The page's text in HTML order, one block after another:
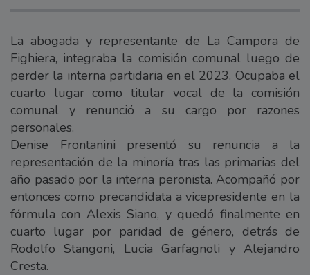
La abogada y representante de La Campora de
Fighiera, integraba la comisión comunal luego de
perder la interna partidaria en el 2023. Ocupaba el
cuarto lugar como titular vocal de la comisión
comunal y renunció a su cargo por razones
personales.
Denise Frontanini presentó su renuncia a la
representación de la minoría tras las primarias del
año pasado por la interna peronista. Acompañó por
entonces como precandidata a vicepresidente en la
fórmula con Alexis Siano, y quedó finalmente en
cuarto lugar por paridad de género, detrás de
Rodolfo Stangoni, Lucia Garfagnoli y Alejandro
Cresta.